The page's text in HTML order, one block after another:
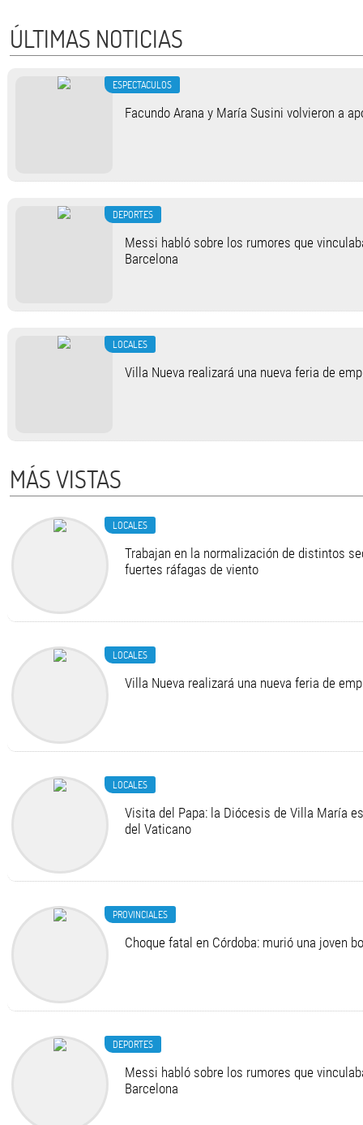
ÚLTIMAS NOTICIAS
ESPECTACULOS
Facundo Arana y María Susini volvieron a
DEPORTES
Messi habló sobre los rumores que
Barcelona
LOCALES
Villa Nueva realizará una nueva feria de
MÁS VISTAS
LOCALES
Trabajan en la normalización de distintos
fuertes ráfagas de viento
LOCALES
Villa Nueva realizará una nueva feria de
LOCALES
Visita del Papa: la Diócesis de Villa María
del Vaticano
PROVINCIALES
Choque fatal en Córdoba: murió una joven
DEPORTES
Messi habló sobre los rumores que
Barcelona